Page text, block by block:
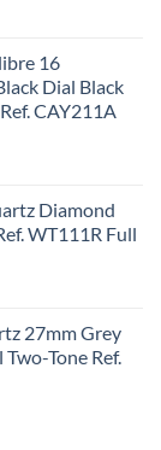
16
Dial Black
CAY211A
Diamond
WT111R Full
27mm Grey
Tone Ref.